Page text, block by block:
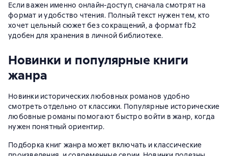
Если важен именно онлайн-доступ, сначала смотрят на
формат и удобство чтения. Полный текст нужен тем, кто
хочет цельный сюжет без сокращений, а формат fb2
удобен для хранения в личной библиотеке.
Новинки и популярные книги
жанра
Новинки исторических любовных романов удобно
смотреть отдельно от классики. Популярные исторические
любовные романы помогают быстро войти в жанр, когда
нужен понятный ориентир.
Подборка книг жанра может включать и классические